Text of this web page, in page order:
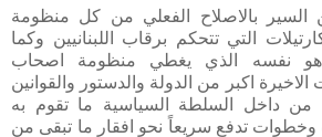
السير بالاصلاح الفعلي من كل منظومة
التي تتحكم برقاب اللبنانيين وكما
هو نفسه الذي يغطي منظومة اصحاب
اكبر من الدولة والدستور والقوانين
من داخل السلطة السياسية ما تقوم به
تدفع سريعاً نحو افقار ما تبقى من